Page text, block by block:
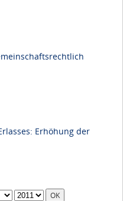
Erhöhung der